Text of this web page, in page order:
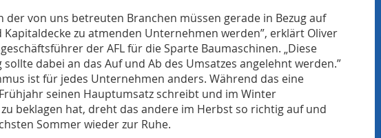
der von uns betreuten Branchen müssen gerade in Bezug auf
zu atmenden Unternehmen werden”, erklärt Oliver
der AFL für die Sparte Baumaschinen. „Diese
dabei an das Auf und Ab des Umsatzes angelehnt werden.”
ist für jedes Unternehmen anders. Während das eine
seinen Hauptumsatz schreibt und im Winter
beklagen hat, dreht das andere im Herbst so richtig auf und
Sommer wieder zur Ruhe.